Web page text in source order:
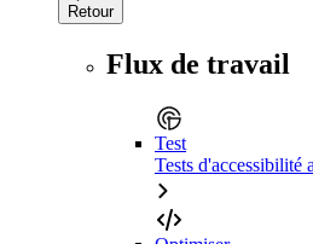
Retour
Flux de travail
Test
Tests d'accessibilité